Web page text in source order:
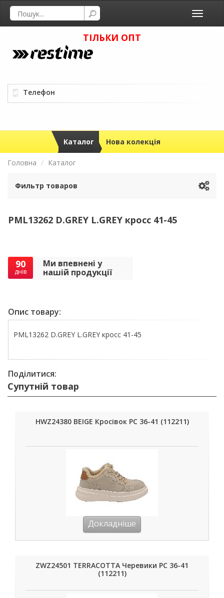
Toggle
ТІЛЬКИ ОПТ
Телефон
Каталог Нова колекція
Головна Каталог
Фильтр товаров
PML13262 D.GREY L.GREY кросс 41-45
90
днів
Ми впевнені у
нашій продукції
Опис товару:
PML13262 D.GREY L.GREY кросс 41-45
Поділитися:
Супутній товар
HWZ24380 BEIGE Кросівок РС 36-41 (112211)
Докладніше
ZWZ24501 TERRACOTTA Черевики РС 36-41
(112211)